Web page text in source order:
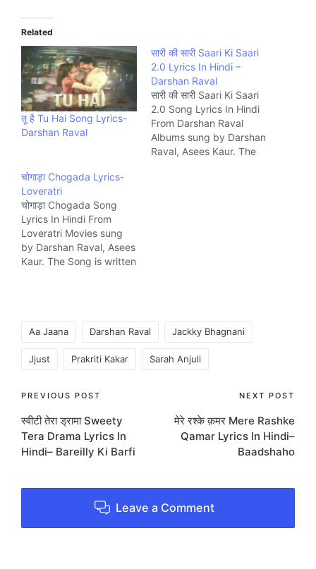
Related
तू है Tu Hai Song Lyrics-
Darshan Raval
सारी की सारी Saari Ki Saari
2.0 Lyrics In Hindi –
Darshan Raval
सारी की सारी Saari Ki Saari
2.0 Song Lyrics In Hindi
From Darshan Raval
Albums sung by Darshan
Raval, Asees Kaur. The
चोगाड़ा Chogada Lyrics-
Loveratri
चोगाड़ा Chogada Song
Lyrics In Hindi From
Loveratri Movies sung
by Darshan Raval, Asees
Kaur. The Song is written
Music company T-
Aa Jaana Darshan Raval Jackky Bhagnani
Jjust Prakriti Kakar Sarah Anjuli
Post
navigation
PREVIOUS POST
स्वीटी तेरा ड्रामा Sweety
Tera Drama Lyrics In
Hindi– Bareilly Ki Barfi
NEXT POST
मेरे रश्के क़मर Mere Rashke
Qamar Lyrics In Hindi–
Baadshaho
Leave a Comment